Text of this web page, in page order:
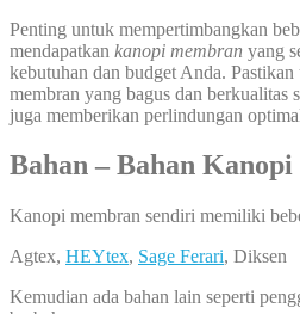
Penting untuk mempertimbangkan
mendapatkan kanopi membran yang
kebutuhan dan budget Anda.
membran yang bagus dan berkualitas
juga memberikan perlindungan
Bahan – Bahan
Kanopi membran sendiri memiliki
Agtex, HEYtex, Sage Ferari, Diksen
Kemudian ada bahan lain seperti